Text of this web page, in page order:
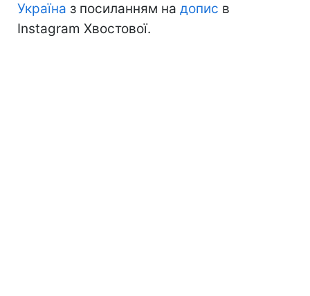
Україна з посиланням на допис в
Instagram Хвостової.